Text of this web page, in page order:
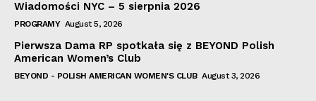
Wiadomości NYC – 5 sierpnia 2026
PROGRAMY August 5, 2026
Pierwsza Dama RP spotkała się z BEYOND Polish
American Women’s Club
BEYOND - POLISH AMERICAN WOMEN'S CLUB August 3, 2026